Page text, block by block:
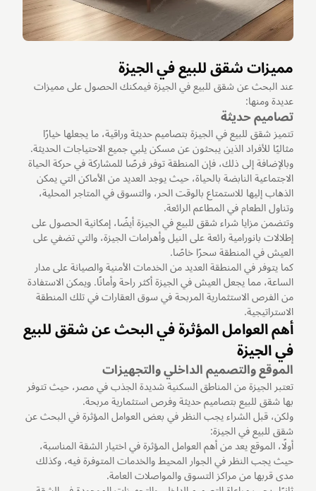
مميزات شقق للبيع في الجيزة
عند البحث عن شقق للبيع في الجيزة فيمكنك الحصول على مميزات
عديدة ومنها:
تصاميم حديثة
تتميز شقق للبيع في الجيزة بتصاميم حديثة وراقية، ما يجعلها خيارًا
مثاليًا للأفراد الذين يبحثون عن مسكن يلبي جميع الاحتياجات الحديثة.
وبالإضافة إلى ذلك، فإن المنطقة توفر فرصًا للمشاركة في حركة الحياة
الاجتماعية النابضة بالحياة، حيث يوجد العديد من الأماكن التي يمكن
الذهاب إليها للاستمتاع بالوقت الحر، والتسوق في المتاجر المحلية،
وتناول الطعام في المطاعم الرائعة.
وتتضمن مزايا شراء شقق للبيع في الجيزة أيضًا، إمكانية الحصول على
إطلالات بانورامية رائعة على النيل وأهرامات الجيزة، والتي تضفي على
العيش في المنطقة سحرًا خاصًا.
كما يتوفر في المنطقة العديد من الخدمات الأمنية والصيانة على مدار
الساعة، مما يجعل العيش في الجيزة أكثر راحة وأمانًا. ويمكن الاستفادة
من الفرص الاستثمارية المربحة في سوق العقارات في تلك المنطقة
الاستراتيجية.
أهم العوامل المؤثرة في البحث عن شقق للبيع
في الجيزة
الموقع والتصميم الداخلي والتجهيزات
تعتبر الجيزة من المناطق السكنية شديدة الجذب في مصر، حيث تتوفر
بها شقق للبيع بتصاميم حديثة وفرص استثمارية مربحة.
ولكن، قبل الشراء يجب النظر في بعض العوامل المؤثرة في البحث عن
شقق للبيع في الجيزة:
أولًا، الموقع يعد من أهم العوامل المؤثرة في اختيار الشقة المناسبة،
حيث يجب النظر في الجوار المحيط والخدمات المتوفرة فيه، وكذلك
مدى قربها من مراكز التسوق والمواصلات العامة.